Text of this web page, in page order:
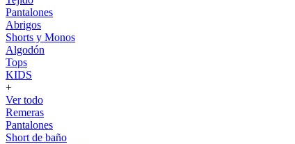
Pantalones
Abrigos
Shorts y Monos
Algodón
Tops
KIDS
+
Ver todo
Remeras
Pantalones
Short de baño